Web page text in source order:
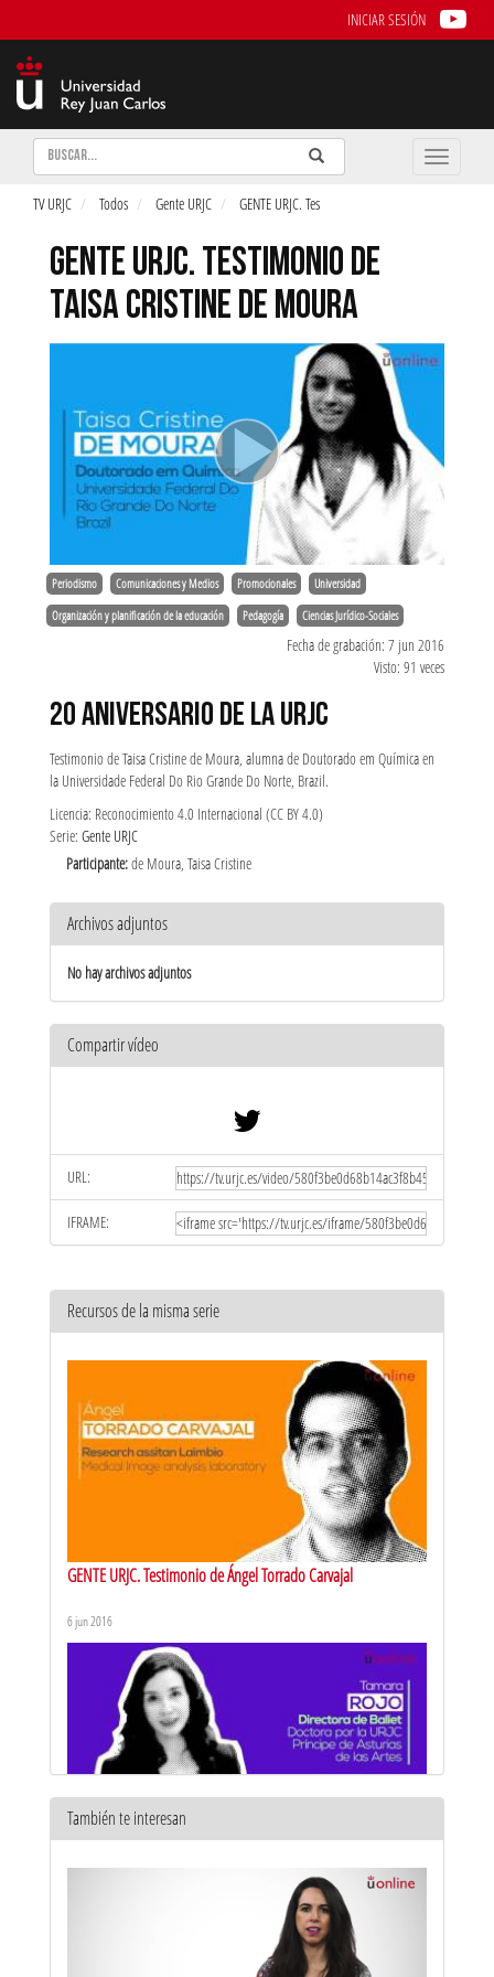
INICIAR SESIÓN
Buscar Enviar
Buscar
Toggle
TV URJC Todos Gente URJC GENTE URJC. Tes
GENTE URJC. TESTIMONIO DE
TAISA CRISTINE DE MOURA
Periodismo Comunicaciones y Medios Promocionales Universidad
Organización y planificación de la educación Pedagogía Ciencias Jurídico-Sociales
Fecha de grabación: 7 jun 2016
Visto: 91 veces
20 ANIVERSARIO DE LA URJC
Testimonio de Taisa Cristine de Moura, alumna de Doutorado em Química en
la Universidade Federal Do Rio Grande Do Norte, Brazil.
Licencia: Reconocimiento 4.0 Internacional (CC BY 4.0)
Serie: Gente URJC
Participante:de Moura, Taisa Cristine
Archivos adjuntos
No hay archivos adjuntos
Compartir vídeo
URL:
IFRAME:
Recursos de la misma serie
GENTE URJC. Testimonio de Ángel Torrado Carvajal
6 jun 2016
También te interesan